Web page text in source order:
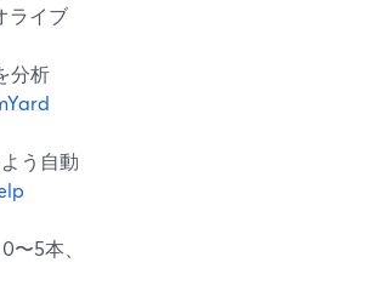
ライブ
分析
う自動
5本、